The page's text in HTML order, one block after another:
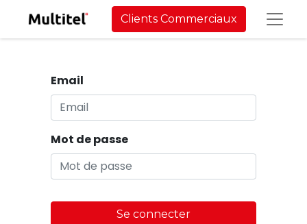
Clients Commerciaux
Email
Mot de passe
Se connecter